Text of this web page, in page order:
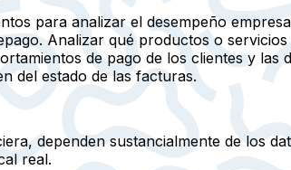
para analizar el desempeño
Analizar qué productos o
de pago de los clientes y
del estado de las facturas.
dependen sustancialmente de los
real.